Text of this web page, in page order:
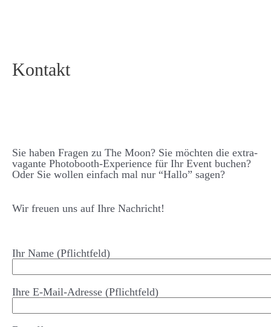
Kontakt
Sie haben Fragen zu The Moon? Sie möchten die extra­­
vagante Photo­­booth-Experience für Ihr Event buchen?
Oder Sie wollen einfach mal nur “Hallo” sagen?
Wir freuen uns auf Ihre Nachricht!
Ihr Name (Pflichtfeld)
Ihre E-Mail-Adresse (Pflichtfeld)